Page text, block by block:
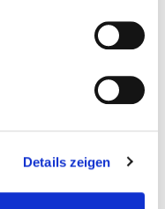
Details zeigen